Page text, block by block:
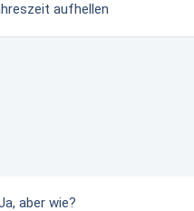
aufhellen
aber wie?